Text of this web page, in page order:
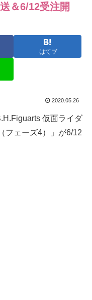
＆6/12受注開
はてブ
2020.05.26
仮面ライダ
フェーズ4）」が6/12